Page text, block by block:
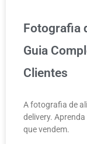
Fotografia
Guia
Clientes
A fotografia de
delivery.
que vendem.